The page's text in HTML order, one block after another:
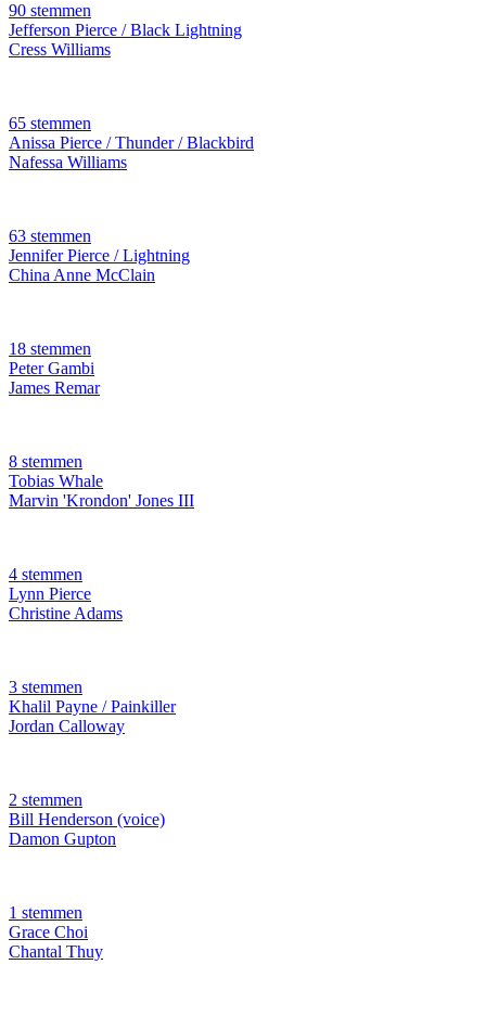
90 stemmen
Jefferson Pierce / Black Lightning
Cress Williams
65 stemmen
Anissa Pierce / Thunder / Blackbird
Nafessa Williams
63 stemmen
Jennifer Pierce / Lightning
China Anne McClain
18 stemmen
Peter Gambi
James Remar
8 stemmen
Tobias Whale
Marvin 'Krondon' Jones III
4 stemmen
Lynn Pierce
Christine Adams
3 stemmen
Khalil Payne / Painkiller
Jordan Calloway
2 stemmen
Bill Henderson (voice)
Damon Gupton
1 stemmen
Grace Choi
Chantal Thuy